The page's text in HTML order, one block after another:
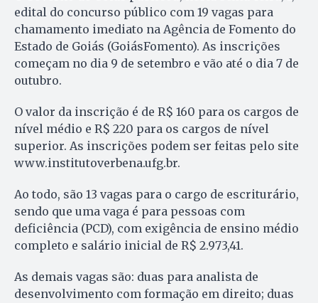
edital do concurso público com 19 vagas para
chamamento imediato na Agência de Fomento do
Estado de Goiás (GoiásFomento). As inscrições
começam no dia 9 de setembro e vão até o dia 7 de
outubro.
O valor da inscrição é de R$ 160 para os cargos de
nível médio e R$ 220 para os cargos de nível
superior. As inscrições podem ser feitas pelo site
www.institutoverbena.ufg.br.
Ao todo, são 13 vagas para o cargo de escriturário,
sendo que uma vaga é para pessoas com
deficiência (PCD), com exigência de ensino médio
completo e salário inicial de R$ 2.973,41.
As demais vagas são: duas para analista de
desenvolvimento com formação em direito; duas